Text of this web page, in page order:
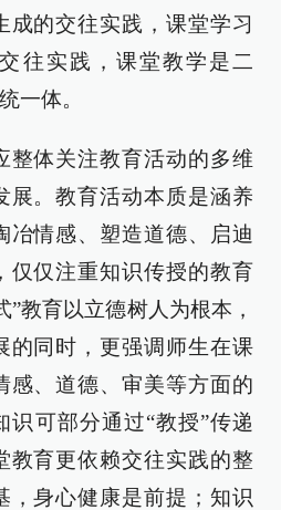
成的交往实践，课堂学习
往实践，课堂教学是二
一体。
整体关注教育活动的多维
展。教育活动本质是涵养
冶情感、塑造道德、启迪
仅仅注重知识传授的教育
”教育以立德树人为根本，
的同时，更强调师生在课
感、道德、审美等方面的
识可部分通过“教授”传递
教育更依赖交往实践的整
，身心健康是前提；知识